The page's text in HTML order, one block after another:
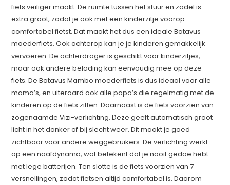
fiets veiliger maakt. De ruimte tussen het stuur en zadel is
extra groot, zodat je ook met een kinderzitje voorop
comfortabel fietst. Dat maakt het dus een ideale Batavus
moederfiets. Ook achterop kan je je kinderen gemakkelijk
vervoeren. De achterdrager is geschikt voor kinderzitjes,
maar ook andere belading kan eenvoudig mee op deze
fiets. De Batavus Mambo moederfiets is dus ideaal voor alle
mama’s, en uiteraard ook alle papa’s die regelmatig met de
kinderen op de fiets zitten. Daarnaast is de fiets voorzien van
zogenaamde Vizi-verlichting. Deze geeft automatisch groot
licht in het donker of bij slecht weer. Dit maakt je goed
zichtbaar voor andere weggebruikers. De verlichting werkt
op een naafdynamo, wat betekent dat je nooit gedoe hebt
met lege batterijen. Ten slotte is de fiets voorzien van 7
versnellingen, zodat fietsen altijd comfortabel is. Daarom